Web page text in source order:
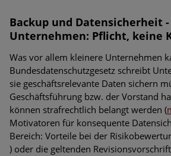
Backup und Datensicherheit
Unternehmen: Pflicht, keine
Was vor allem kleinere Unternehmen
Bundesdatenschutzgesetz schreibt
sie geschäftsrelevante Daten sichern
Geschäftsführung bzw. der Vorstand
können strafrechtlich belangt werden (
Motivatoren für konsequente
Bereich: Vorteile bei der
) oder die geltenden